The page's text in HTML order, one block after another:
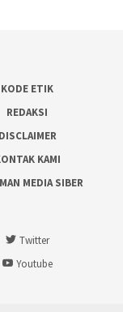
KODE ETIK
REDAKSI
DISCLAIMER
KAMI
MEDIA SIBER
Twitter
Youtube